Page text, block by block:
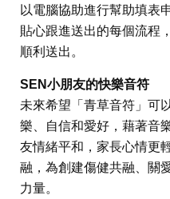
以電腦協助進行幫助填表
貼心跟進送出的每個流程
順利送出。
SEN小朋友的快樂音符
未來希望「青草音符」可
樂、自信和愛好，藉著音
友情緒平和，家長心情更
融，為創建傷健共融、關
力量。